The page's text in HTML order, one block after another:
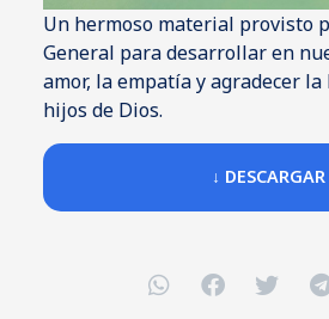
Un hermoso material provisto
General para desarrollar en
amor, la empatía y agradecer
hijos de Dios.
↓ DESCARGAR